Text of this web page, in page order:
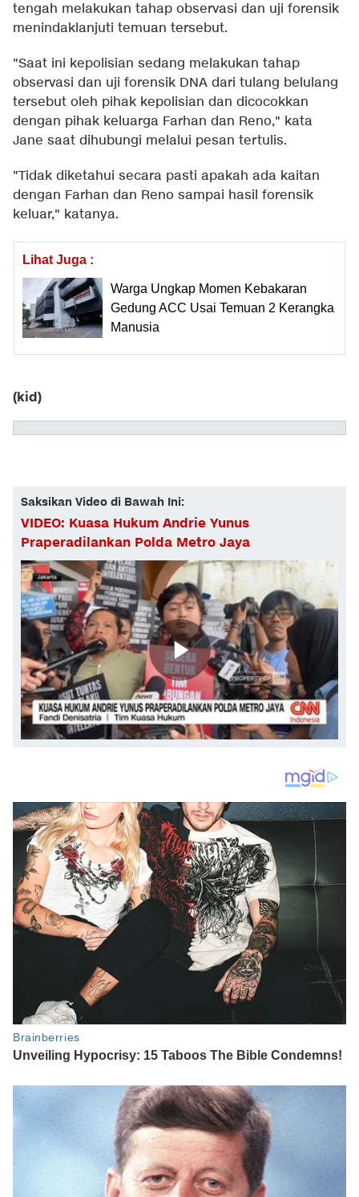
tengah melakukan tahap observasi dan uji forensik
menindaklanjuti temuan tersebut.
"Saat ini kepolisian sedang melakukan tahap
observasi dan uji forensik DNA dari tulang belulang
tersebut oleh pihak kepolisian dan dicocokkan
dengan pihak keluarga Farhan dan Reno," kata
Jane saat dihubungi melalui pesan tertulis.
"Tidak diketahui secara pasti apakah ada kaitan
dengan Farhan dan Reno sampai hasil forensik
keluar," katanya.
Lihat Juga :
Warga Ungkap Momen Kebakaran
Gedung ACC Usai Temuan 2 Kerangka
Manusia
(kid)
Saksikan Video di Bawah Ini:
VIDEO: Kuasa Hukum Andrie Yunus
Praperadilankan Polda Metro Jaya